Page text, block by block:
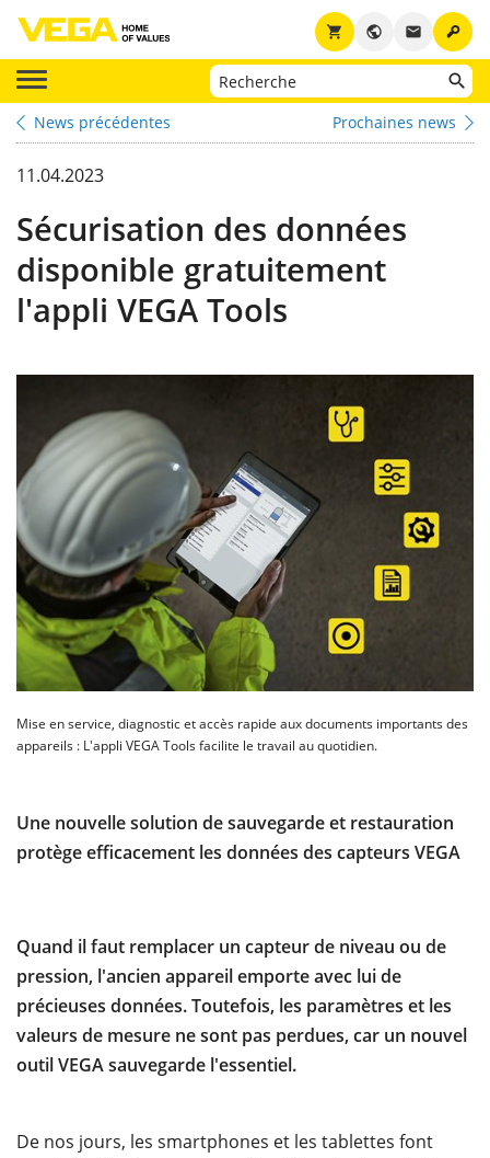
key
email
public
shopping_cart
News précédentes Prochaines news
11.04.2023
Sécurisation des données
disponible gratuitement
l'appli VEGA Tools
Mise en service, diagnostic et accès rapide aux documents importants des
appareils : L'appli VEGA Tools facilite le travail au quotidien.
Une nouvelle solution de sauvegarde et restauration
protège efficacement les données des capteurs VEGA
Quand il faut remplacer un capteur de niveau ou de
pression, l'ancien appareil emporte avec lui de
précieuses données. Toutefois, les paramètres et les
valeurs de mesure ne sont pas perdues, car un nouvel
outil VEGA sauvegarde l'essentiel.
De nos jours, les smartphones et les tablettes font